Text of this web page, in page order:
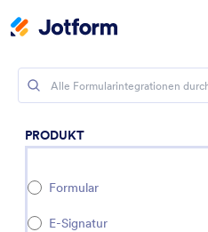
PRODUKT
Formular
E-Signatur